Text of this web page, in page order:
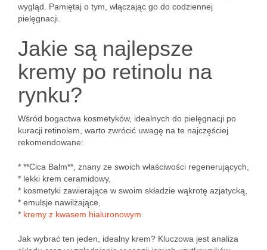
wygląd. Pamiętaj o tym, włączając go do codziennej
pielęgnacji.
Jakie są najlepsze
kremy po retinolu na
rynku?
Wśród bogactwa kosmetyków, idealnych do pielęgnacji po
kuracji retinolem, warto zwrócić uwagę na te najczęściej
rekomendowane:
* **Cica Balm**, znany ze swoich właściwości regenerujących,
* lekki krem ceramidowy,
* kosmetyki zawierające w swoim składzie wąkrotę azjatycką,
* emulsje nawilżające,
* kremy z kwasem hialuronowym
Jak wybrać ten jeden, idealny krem? Kluczowa jest analiza